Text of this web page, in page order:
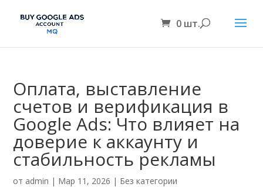
0 шт.
Оплата, выставление
счетов и верификация в
Google Ads: Что влияет на
доверие к аккаунту и
стабильность рекламы
от admin | Мар 11, 2026 | Без категории